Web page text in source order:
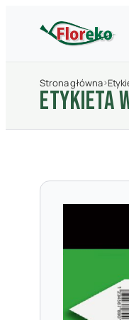
Strona główna›
ETYKIETA